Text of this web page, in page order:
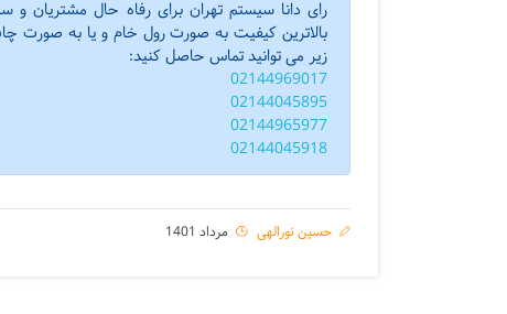
رای دانا سیستم تهران برای رفاه حال مشتریان
بالاترین کیفیت به صورت رول خام و یا به صورت
زیر می توانید تماس حاصل کنید:
02144969017
02144045895
02144965977
02144045918
حسین نورالهی مرداد 1401